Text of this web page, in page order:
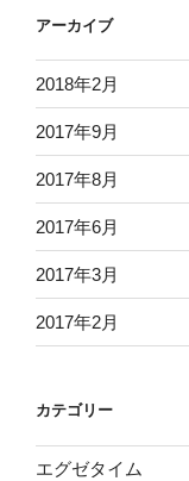
アーカイブ
2018年2月
2017年9月
2017年8月
2017年6月
2017年3月
2017年2月
カテゴリー
エグゼタイム